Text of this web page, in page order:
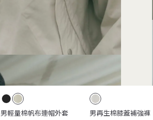
男輕量棉帆布連帽外套 男再生棉膝蓋補強褲